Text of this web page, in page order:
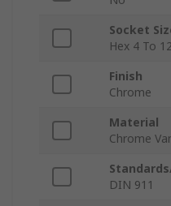
Socket
Hex 4 To
Finish
Chrome
Material
Chrome
DIN 911